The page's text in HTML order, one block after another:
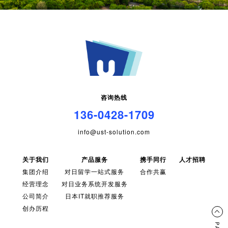
咨询热线
136-0428-1709
info@ust-solution.com
关于我们
集团介绍
经营理念
公司简介
创办历程
产品服务
对日留学一站式服务
对日业务系统开发服务
日本IT就职推荐服务
携手同行
合作共赢
人才招聘